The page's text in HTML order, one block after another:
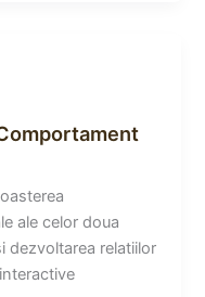
ale celor doua
dezvoltarea relatiilor